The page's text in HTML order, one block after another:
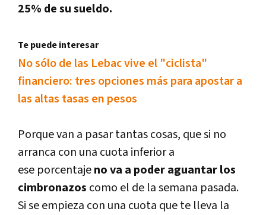
25% de su sueldo.
Te puede interesar
No sólo de las Lebac vive el "ciclista"
financiero: tres opciones más para apostar a
las altas tasas en pesos
Porque van a pasar tantas cosas, que si no
arranca con una cuota inferior a
ese porcentajeno va a poder aguantar los
cimbronazos como el de la semana pasada.
Si se empieza con una cuota que te lleva la